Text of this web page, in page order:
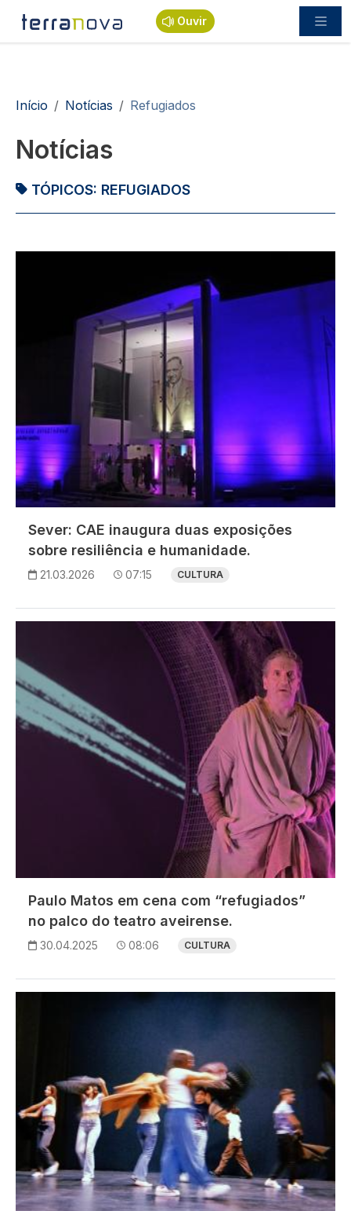
Passar para o conteúdo principal
Ouvir
Navegação estrutural
Início Notícias Refugiados
Notícias
TÓPICOS: REFUGIADOS
Sever: CAE inaugura duas exposições
sobre resiliência e humanidade.
21.03.2026 07:15 CULTURA
Paulo Matos em cena com “refugiados”
no palco do teatro aveirense.
30.04.2025 08:06 CULTURA